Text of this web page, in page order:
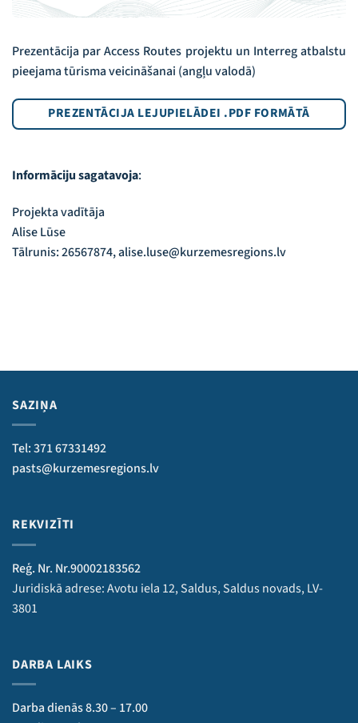
Prezentācija par Access Routes projektu un Interreg atbalstu
pieejama tūrisma veicināšanai (angļu valodā)
PREZENTĀCIJA LEJUPIELĀDEI .PDF FORMĀTĀ
Informāciju sagatavoja:
Projekta vadītāja
Alise Lūse
Tālrunis: 26567874, alise.luse@kurzemesregions.lv
SAZIŅA
Tel: 371 67331492
pasts@kurzemesregions.lv
REKVIZĪTI
Reģ. Nr. Nr.90002183562
Juridiskā adrese: Avotu iela 12, Saldus, Saldus novads, LV-
3801
DARBA LAIKS
Darba dienās 8.30 – 17.00